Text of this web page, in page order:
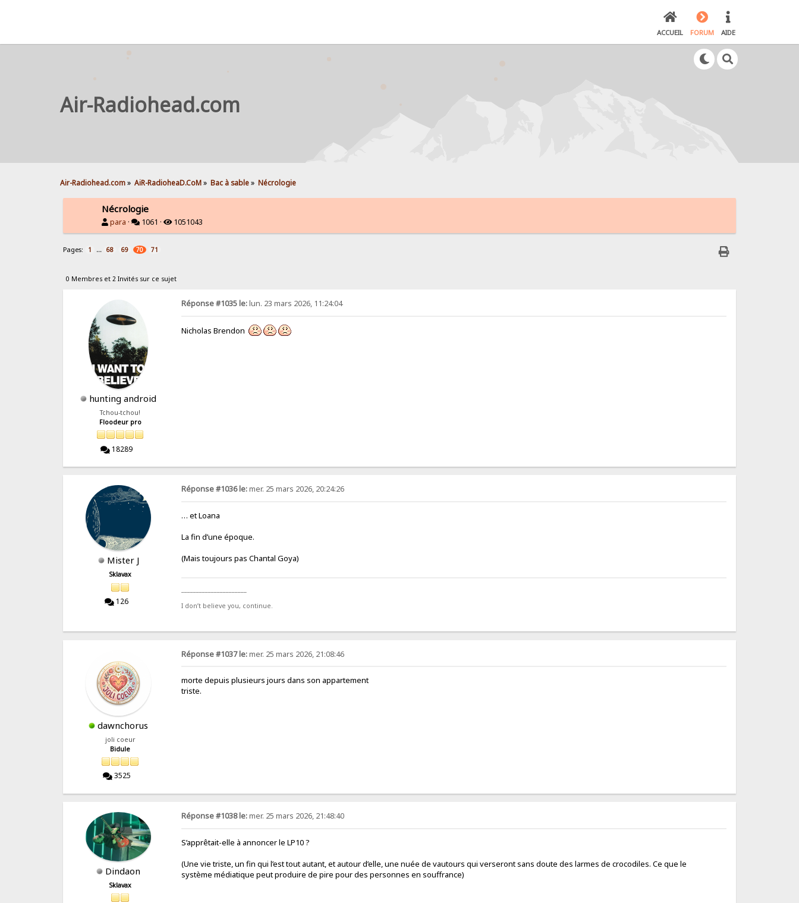
ACCUEIL FORUM AIDE
Air-Radiohead.com
Air-Radiohead.com» AiR-RadioheaD.CoM» Bac à sable» Nécrologie
Nécrologie
para · 1061 · 1051043
Pages: 1 ... 68 69 70 71
0 Membres et 2 Invités sur ce sujet
hunting android
Tchou-tchou!
Floodeur pro
18289
Réponse #1035 le:lun. 23 mars 2026, 11:24:04
Nicholas Brendon
Mister J
Sklavax
126
Réponse #1036 le:mer. 25 mars 2026, 20:24:26
… et Loana
La fin d’une époque.
(Mais toujours pas Chantal Goya)
I don’t believe you, continue.
dawnchorus
joli coeur
Bidule
3525
Réponse #1037 le:mer. 25 mars 2026, 21:08:46
morte depuis plusieurs jours dans son appartement
triste.
Dindaon
Sklavax
Réponse #1038 le:mer. 25 mars 2026, 21:48:40
S’apprêtait-elle à annoncer le LP10 ?
(Une vie triste, un fin qui l’est tout autant, et autour d’elle, une nuée de vautours qui verseront sans doute des larmes de crocodiles. Ce que le
système médiatique peut produire de pire pour des personnes en souffrance)